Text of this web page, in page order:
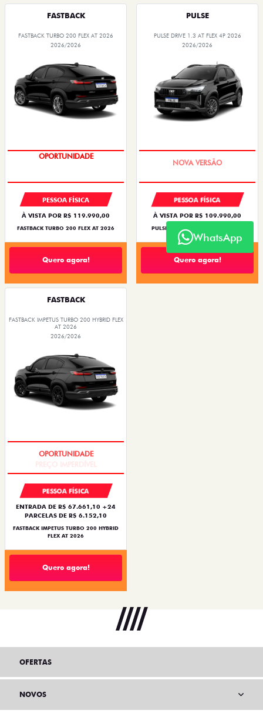
FASTBACK
FASTBACK TURBO 200 FLEX AT 2026
2026/2026
OPORTUNIDADE
PESSOA FÍSICA
À VISTA POR R$ 119.990,00
FASTBACK TURBO 200 FLEX AT 2026
Quero agora!
PULSE
PULSE DRIVE 1.3 AT FLEX 4P 2026
2026/2026
PESSOA FÍSICA
À VISTA POR R$ 109.990,00
PULSE DRIVE 1.3 AT FLEX 4P 2026
Quero agora!
FASTBACK
FASTBACK IMPETUS TURBO 200 HYBRID FLEX
AT 2026
2026/2026
PESSOA FÍSICA
ENTRADA DE R$ 67.661,10 +24
PARCELAS DE R$ 6.152,10
FASTBACK IMPETUS TURBO 200 HYBRID
FLEX AT 2026
Quero agora!
WhatsApp
OFERTAS
NOVOS